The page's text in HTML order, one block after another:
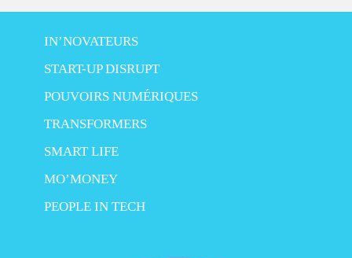
IN’NOVATEURS
START-UP DISRUPT
POUVOIRS NUMÉRIQUES
TRANSFORMERS
SMART LIFE
MO’MONEY
PEOPLE IN TECH